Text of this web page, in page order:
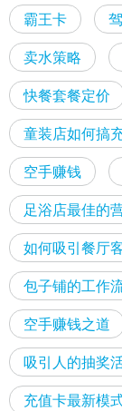
霸王卡
卖水策略
快餐套餐定价
童装店如何搞
空手赚钱
足浴店最佳的
如何吸引餐厅
包子铺的工作
空手赚钱之道
吸引人的抽奖
充值卡最新模